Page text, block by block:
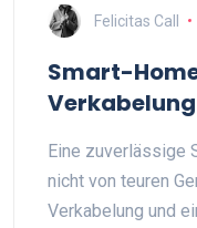
Felicitas Call
Smart-
Verkabelung
Eine zuverlässige
nicht von teuren
Verkabelung und